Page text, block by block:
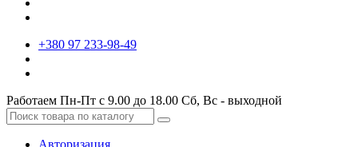
+380 97 233-98-49
Работаем Пн-Пт с 9.00 до 18.00 Сб, Вс - выходной
Авторизация